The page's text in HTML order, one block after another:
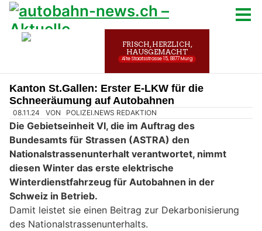
Kanton St.Gallen: Erster E-LKW für die
Schneeräumung auf Autobahnen
08.11.24 VON POLIZEI.NEWS REDAKTION
Die Gebietseinheit VI, die im Auftrag des
Bundesamts für Strassen (ASTRA) den
Nationalstrassenunterhalt verantwortet, nimmt
diesen Winter das erste elektrische
Winterdienstfahrzeug für Autobahnen in der
Schweiz in Betrieb.
Damit leistet sie einen Beitrag zur Dekarbonisierung
des Nationalstrassenunterhalts.